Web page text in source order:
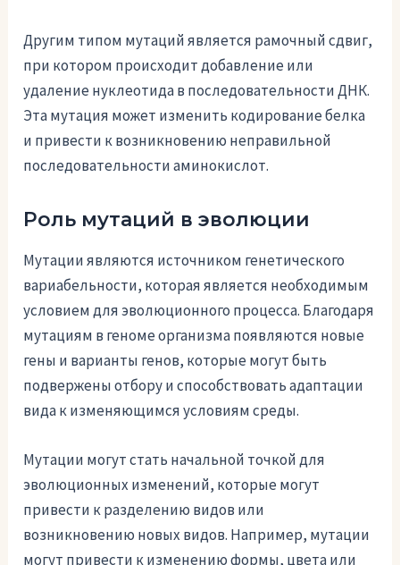
Другим типом мутаций является рамочный сдвиг,
при котором происходит добавление или
удаление нуклеотида в последовательности ДНК.
Эта мутация может изменить кодирование белка
и привести к возникновению неправильной
последовательности аминокислот.
Роль мутаций в эволюции
Мутации являются источником генетического
вариабельности, которая является необходимым
условием для эволюционного процесса. Благодаря
мутациям в геноме организма появляются новые
гены и варианты генов, которые могут быть
подвержены отбору и способствовать адаптации
вида к изменяющимся условиям среды.
Мутации могут стать начальной точкой для
эволюционных изменений, которые могут
привести к разделению видов или
возникновению новых видов. Например, мутации
могут привести к изменению формы, цвета или